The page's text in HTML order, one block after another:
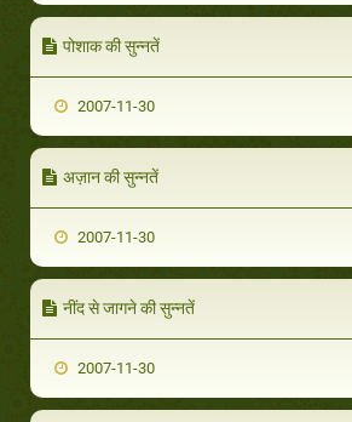
पोशाक की सुन्नतें
2007-11-30
अज़ान की सुन्नतें
2007-11-30
नींद से जागने की सुन्नतें
2007-11-30